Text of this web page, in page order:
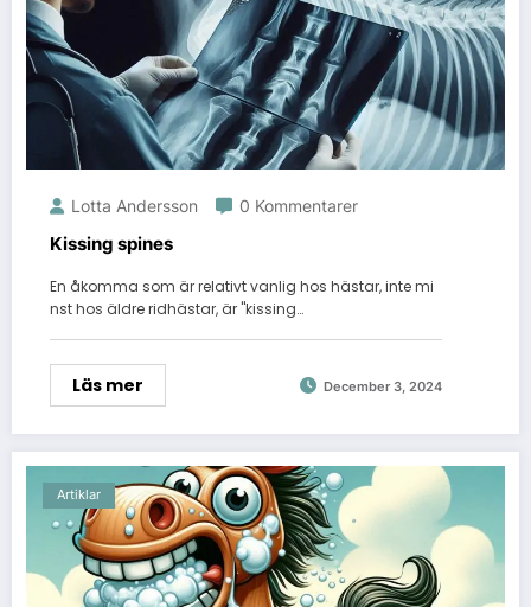
Lotta Andersson 0 Kommentarer
Kissing spines
En åkomma som är relativt vanlig hos hästar, inte mi
nst hos äldre ridhästar, är "kissing…
Läs mer December 3, 2024
Artiklar